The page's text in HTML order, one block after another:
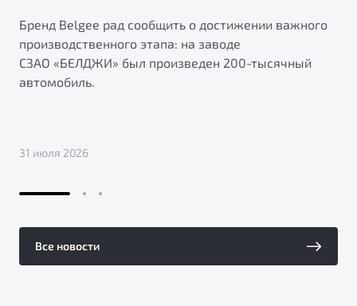
Бренд Belgee рад сообщить о достижении важного
производственного этапа: на заводе
СЗАО «БЕЛДЖИ» был произведен 200-тысячный
автомобиль.
31 июля 2026
Все новости